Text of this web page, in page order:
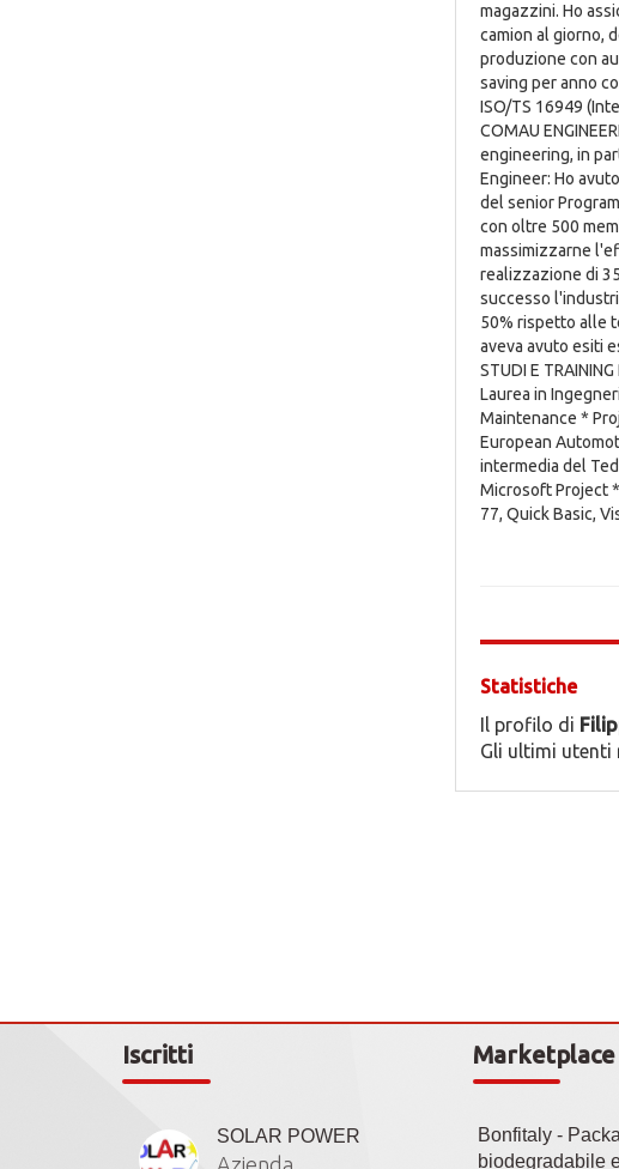
magazzini. Ho
camion al giorno,
produzione con
saving per anno
ISO/TS 16949
COMAU
engineering, in
Engineer: Ho
del senior
con oltre 500
massimizzarne
realizzazione di
successo
50% rispetto alle
aveva avuto esiti
STUDI E
Laurea in
Maintenance *
European
intermedia del
Microsoft Project
77, Quick Basic,
Statistiche
Il profilo di
Gli ultimi
Iscritti
SOLAR POWER
Azienda
Marketplace
Bonfitaly -
biodegradabile